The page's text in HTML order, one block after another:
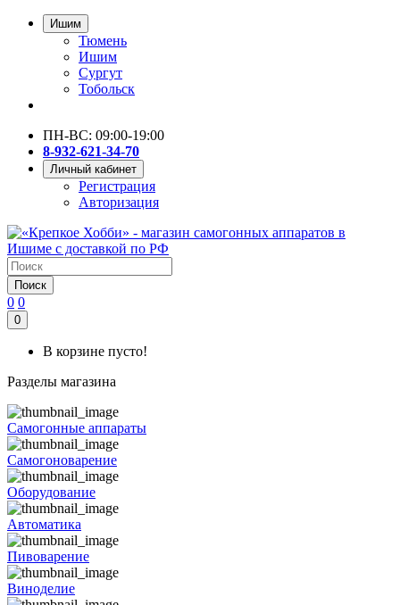
Ишим
Тюмень
Ишим
Сургут
Тобольск
ПН-ВС: 09:00-19:00
8-932-621-34-70
Личный кабинет
Регистрация
Авторизация
Поиск
0 0
0
В корзине пусто!
Разделы магазина
Самогонные аппараты
Самогоноварение
Оборудование
Автоматика
Пивоварение
Виноделие